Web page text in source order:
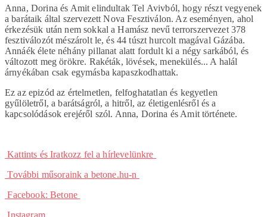
Anna, Dorina és Amit elindultak Tel Avivból, hogy részt vegyenek
a barátaik által szervezett Nova Fesztiválon. Az eseményen, ahol
érkezésük után nem sokkal a Hamász nevű terrorszervezet 378
fesztiválozót mészárolt le, és 44 túszt hurcolt magával Gázába.
Annáék élete néhány pillanat alatt fordult ki a négy sarkából, és
változott meg örökre. Rakéták, lövések, menekülés... A halál
árnyékában csak egymásba kapaszkodhattak.
Ez az epizód az értelmetlen, felfoghatatlan és kegyetlen
gyűlöletről, a barátságról, a hitről, az életigenlésről és a
kapcsolódások erejéről szól. Anna, Dorina és Amit története.
⁠⁠⁠⁠⁠⁠⁠⁠⁠⁠⁠⁠⁠⁠⁠⁠⁠⁠⁠⁠⁠⁠⁠⁠⁠⁠ Kattints és Iratkozz fel a hírlevelünkre⁠⁠⁠⁠⁠⁠⁠⁠⁠⁠⁠⁠⁠⁠⁠⁠⁠⁠⁠⁠⁠⁠⁠⁠⁠⁠⁠⁠
⁠⁠⁠⁠⁠⁠⁠⁠⁠⁠⁠⁠⁠⁠⁠⁠⁠⁠⁠⁠⁠⁠⁠⁠⁠⁠⁠⁠További műsoraink a betone.hu-n⁠⁠⁠⁠⁠⁠⁠⁠⁠⁠⁠⁠⁠⁠⁠⁠⁠⁠⁠⁠⁠⁠⁠⁠⁠⁠⁠⁠
⁠⁠⁠⁠⁠⁠⁠⁠⁠⁠⁠⁠⁠⁠⁠⁠⁠⁠⁠⁠⁠⁠⁠⁠⁠⁠⁠⁠Facebook: Betone⁠⁠⁠⁠⁠⁠⁠⁠⁠⁠⁠⁠⁠⁠⁠⁠⁠⁠⁠⁠⁠⁠⁠⁠⁠⁠⁠⁠